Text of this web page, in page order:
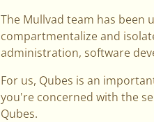
The Mullvad team has been
compartmentalize and
administration, software
For us, Qubes is an
you're concerned with the
Qubes.